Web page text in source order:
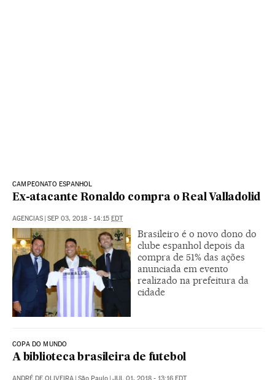
CAMPEONATO ESPANHOL
Ex-atacante Ronaldo compra o Real Valladolid
AGENCIAS SEP 03, 2018 - 14:15 EDT
Brasileiro é o novo dono do
clube espanhol depois da
compra de 51% das ações
anunciada em evento
realizado na prefeitura da
cidade
COPA DO MUNDO
A biblioteca brasileira de futebol